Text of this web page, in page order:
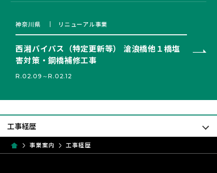
神奈川県 リニューアル事業
西湘バイパス（特定更新等） 滄浪橋他１橋塩
害対策・鋼橋補修工事
R.02.09～R.02.12
事業案内 工事経歴